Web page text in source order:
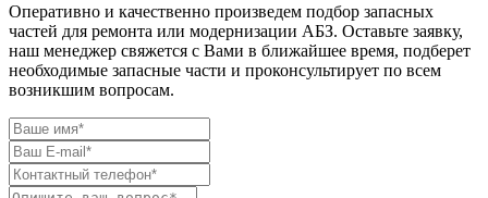
Оперативно и качественно произведем подбор запасных
частей для ремонта или модернизации АБЗ. Оставьте заявку,
наш менеджер свяжется с Вами в ближайшее время, подберет
необходимые запасные части и проконсультирует по всем
возникшим вопросам.